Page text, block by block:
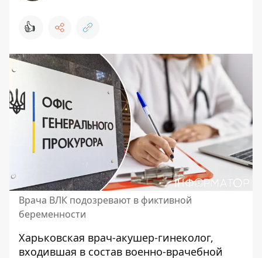
👍
Врача ВЛК подозревают в фиктивной
беременности
Харьковская врач-акушер-гинеколог,
входившая в состав военно-врачебной